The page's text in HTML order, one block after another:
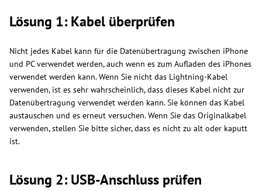
Lösung 1: Kabel überprüfen
Nicht jedes Kabel kann für die Datenübertragung zwischen iPhone
und PC verwendet werden, auch wenn es zum Aufladen des iPhones
verwendet werden kann. Wenn Sie nicht das Lightning-Kabel
verwenden, ist es sehr wahrscheinlich, dass dieses Kabel nicht zur
Datenübertragung verwendet werden kann. Sie können das Kabel
austauschen und es erneut versuchen. Wenn Sie das Originalkabel
verwenden, stellen Sie bitte sicher, dass es nicht zu alt oder kaputt
ist.
Lösung 2: USB-Anschluss prüfen